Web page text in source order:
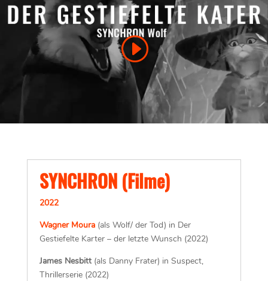
SYNCHRON (Filme)
2022
Wagner Moura(als Wolf/ der Tod) in Der
Gestiefelte Karter – der letzte Wunsch (2022)
James Nesbitt(als Danny Frater) in Suspect,